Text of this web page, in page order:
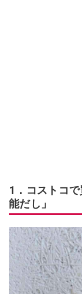
1．コストコ
能だし」